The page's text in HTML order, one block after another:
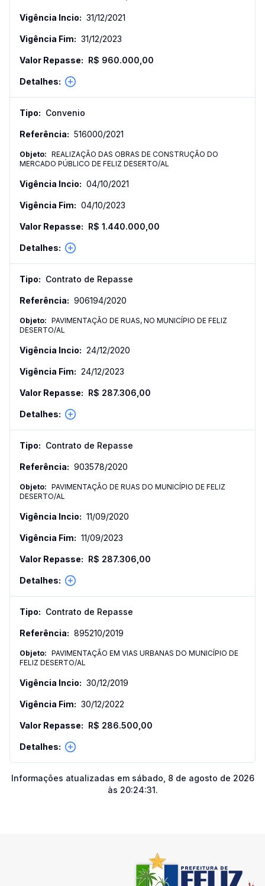
31/12/2021
31/12/2023
R$ 960.000,00
Convenio
516000/2021
REALIZAÇÃO DAS OBRAS DE CONSTRUÇÃO DO
MERCADO PÚBLICO DE FELIZ DESERTO/AL
04/10/2021
04/10/2023
R$ 1.440.000,00
Contrato de Repasse
906194/2020
PAVIMENTAÇÃO DE RUAS, NO MUNICÍPIO DE FELIZ
DESERTO/AL
24/12/2020
24/12/2023
R$ 287.306,00
Contrato de Repasse
903578/2020
PAVIMENTAÇÃO DE RUAS DO MUNICÍPIO DE FELIZ
DESERTO/AL
11/09/2020
11/09/2023
R$ 287.306,00
Contrato de Repasse
895210/2019
PAVIMENTAÇÃO EM VIAS URBANAS DO MUNICÍPIO DE
FELIZ DESERTO/AL
30/12/2019
30/12/2022
R$ 286.500,00
Informações atualizadas em sábado, 8 de agosto de 2026
às 20:24:31.